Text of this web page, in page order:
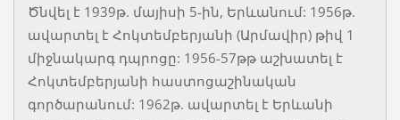
Ծնվել է 1939թ. մայիսի 5-ին, Երևանում: 1956թ.
ավարտել է Հոկտեմբերյանի (Արմավիր) թիվ 1
միջնակարգ դպրոցը: 1956-57թթ աշխատել է
Հոկտեմբերյանի հաստոցաշինական
գործարանում: 1962թ. ավարտել է Երևանի